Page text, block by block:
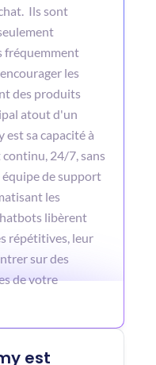
Ils sont
fréquemment
les
des produits
atout d'un
sa capacité à
24/7, sans
équipe de support
les
libèrent
répétitives, leur
sur des
de votre
est